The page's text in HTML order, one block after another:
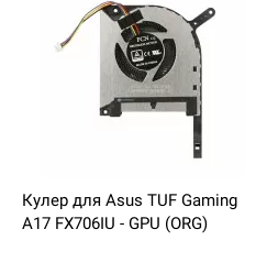
Кулер для Asus TUF Gaming
A17 FX706IU - GPU (ORG)